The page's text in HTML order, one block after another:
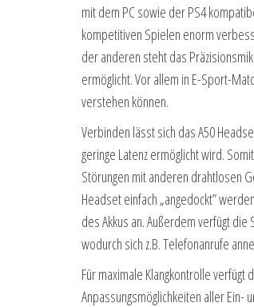
mit dem PC sowie der PS4
kompetitiven Spielen enorm
der anderen steht das
ermöglicht. Vor allem in E-Sport-
verstehen können.
Verbinden lässt sich das A50
geringe Latenz ermöglicht wird.
Störungen mit anderen drahtlosen
Headset einfach „angedockt”
des Akkus an. Außerdem verfügt
wodurch sich z.B. Telefonanrufe
Für maximale Klangkontrolle
Anpassungsmöglichkeiten aller Ein-